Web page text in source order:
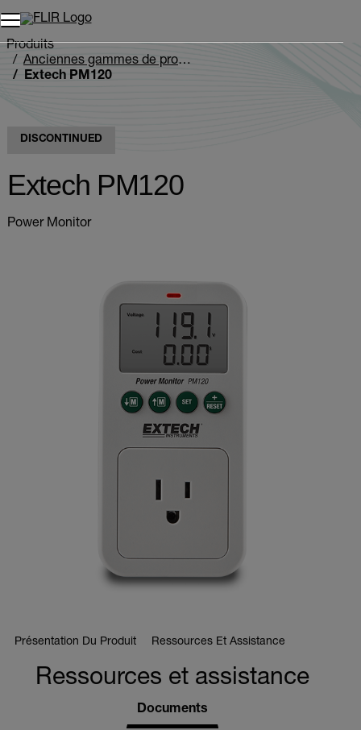
Unread messages
Modèle
Supprimer
articles
Ajouter au panier
Ajouté au panier
Produits
Anciennes gammes de produits
Extech PM120
DISCONTINUED
Extech PM120
Power Monitor
Présentation Du Produit Ressources Et Assistance
Ressources et assistance
Documents